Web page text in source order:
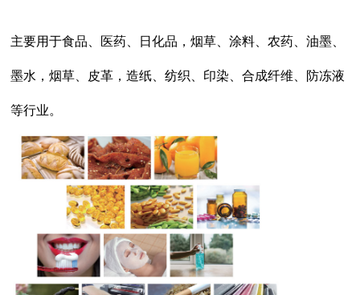
主要用于食品、医药、日化品，烟草、涂料、农药、油墨、
墨水，烟草、皮革，造纸、纺织、印染、合成纤维、防冻液
等行业。